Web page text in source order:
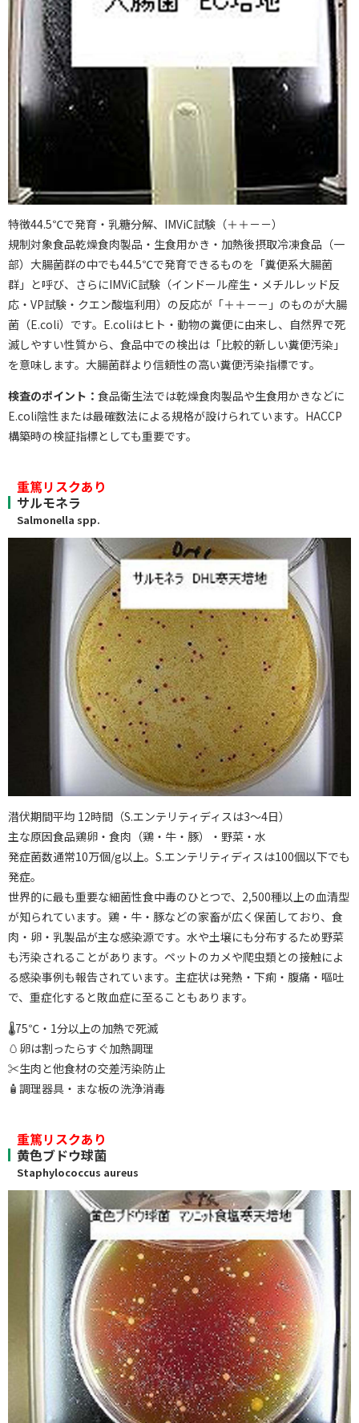
特徴44.5℃で発育・乳糖分解、IMViC試験（＋＋－－）
規制対象食品乾燥食肉製品・生食用かき・加熱後摂取冷凍食品（一
部）大腸菌群の中でも44.5℃で発育できるものを「糞便系大腸菌
群」と呼び、さらにIMViC試験（インドール産生・メチルレッド反
応・VP試験・クエン酸塩利用）の反応が「＋＋－－」のものが大腸
菌（E.coli）です。E.coliはヒト・動物の糞便に由来し、自然界で死
滅しやすい性質から、食品中での検出は「比較的新しい糞便汚染」
を意味します。大腸菌群より信頼性の高い糞便汚染指標です。
検査のポイント： 食品衛生法では乾燥食肉製品や生食用かきなどに
E.coli陰性または最確数法による規格が設けられています。HACCP
構築時の検証指標としても重要です。
重篤リスクあり
サルモネラ
Salmonella spp.
潜伏期間平均 12時間（S.エンテリティディスは3〜4日）
主な原因食品鶏卵・食肉（鶏・牛・豚）・野菜・水
発症菌数通常10万個/g以上。S.エンテリティディスは100個以下でも
発症。
世界的に最も重要な細菌性食中毒のひとつで、2,500種以上の血清型
が知られています。鶏・牛・豚などの家畜が広く保菌しており、食
肉・卵・乳製品が主な感染源です。水や土壌にも分布するため野菜
も汚染されることがあります。ペットのカメや爬虫類との接触によ
る感染事例も報告されています。主症状は発熱・下痢・腹痛・嘔吐
で、重症化すると敗血症に至ることもあります。
🌡75℃・1分以上の加熱で死滅
🥚卵は割ったらすぐ加熱調理
✂️生肉と他食材の交差汚染防止
🧴調理器具・まな板の洗浄消毒
重篤リスクあり
黄色ブドウ球菌
Staphylococcus aureus